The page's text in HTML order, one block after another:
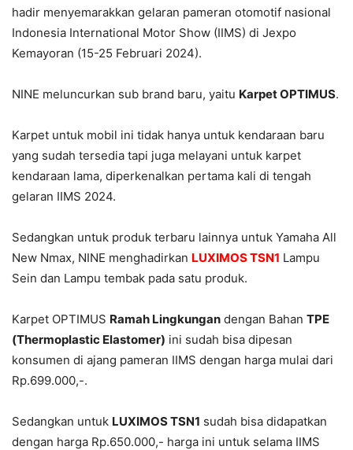
hadir menyemarakkan gelaran pameran otomotif nasional
Indonesia International Motor Show (IIMS) di Jexpo
Kemayoran (15-25 Februari 2024).
NINE meluncurkan sub brand baru, yaitu Karpet OPTIMUS.
Karpet untuk mobil ini tidak hanya untuk kendaraan baru
yang sudah tersedia tapi juga melayani untuk karpet
kendaraan lama, diperkenalkan pertama kali di tengah
gelaran IIMS 2024.
Sedangkan untuk produk terbaru lainnya untuk Yamaha All
New Nmax, NINE menghadirkan LUXIMOS TSN1 Lampu
Sein dan Lampu tembak pada satu produk.
Karpet OPTIMUS Ramah Lingkungan dengan Bahan TPE
(Thermoplastic Elastomer) ini sudah bisa dipesan
konsumen di ajang pameran IIMS dengan harga mulai dari
Rp.699.000,-.
Sedangkan untuk LUXIMOS TSN1 sudah bisa didapatkan
dengan harga Rp.650.000,- harga ini untuk selama IIMS